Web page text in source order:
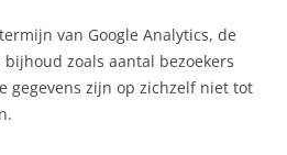
van Google Analytics, de
zoals aantal bezoekers
gegevens zijn op zichzelf niet tot